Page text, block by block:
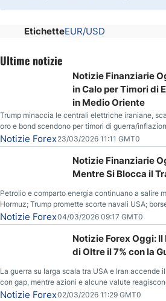
EtichetteEUR/USD
Ultime notizie
Notizie Finanziarie
in Calo per Timori di
in Medio Oriente
Trump minaccia le centrali elettriche iraniane,
oro e bond scendono per timori di guerra/
correzione; il petrolio greggio resta stabile.
Notizie Forex23/03/2026 11:11 GMT0
Notizie Finanziarie
Mentre Si Blocca il
Petrolio e comparto energia continuano a salire
Hormuz; Trump promette scorte navali USA;
del gas naturale mette pressione all’euro.
Notizie Forex04/03/2026 09:17 GMT0
Notizie Forex Oggi:
di Oltre il 7% con la
La guerra su larga scala tra USA e Iran accende
con gap, mentre azioni e alcune valute
livelli da monitorare.
Notizie Forex02/03/2026 11:29 GMT0